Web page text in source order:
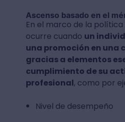
Ascenso basado en el
En el marco de la política
ocurre cuando un
una promoción en una
gracias a elementos
cumplimiento de su
profesional, como por
Nivel de desempeño